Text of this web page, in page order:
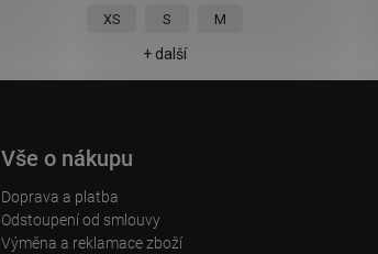
XS S M
+ další
Vše o nákupu
Doprava a platba
Odstoupení od smlouvy
Výměna a reklamace zboží